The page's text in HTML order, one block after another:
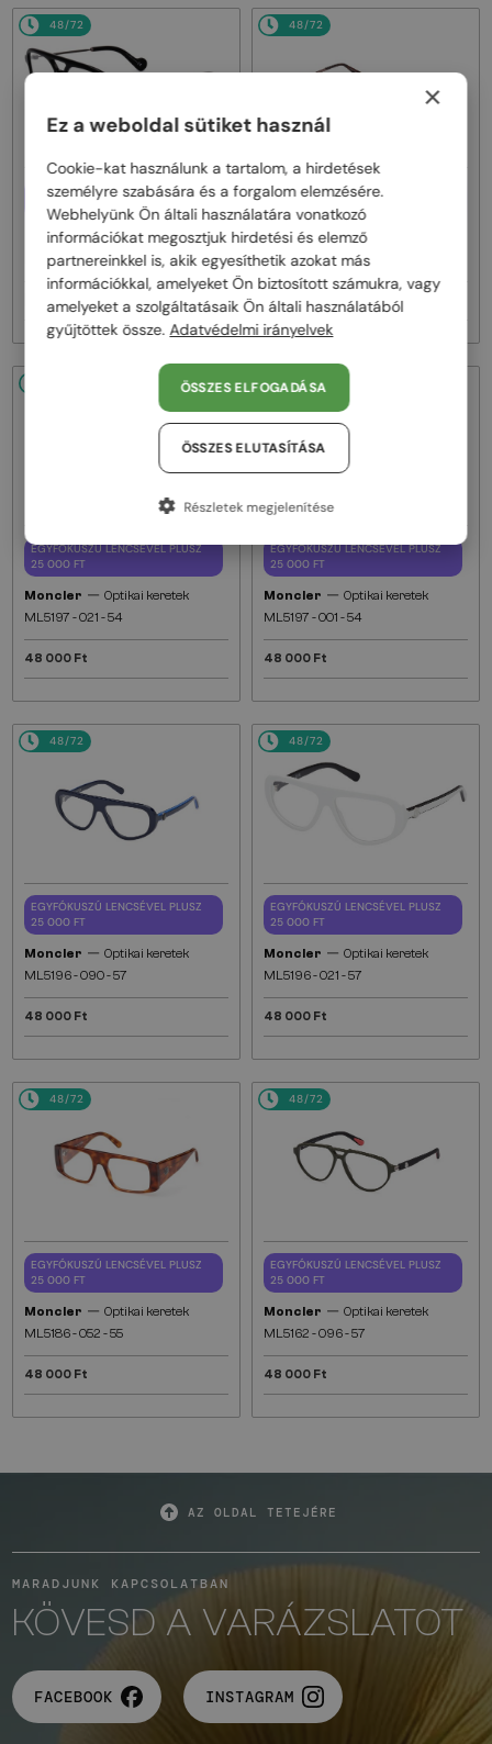
48/72
EGYFÓKUSZÚ LENCSÉVEL PLUSZ
25 000 FT
Moncler—Optikai keretek
ML5081 - 001 - 56
48 000 Ft
48/72
EGYFÓKUSZÚ LENCSÉVEL PLUSZ
25 000 FT
Moncler—Optikai keretek
ML5202 - 036 - 56
48 000 Ft
EGYFÓKUSZÚ LENCSÉVEL PLUSZ
25 000 FT
Moncler — Optikai keretek
ML5197 - 021 - 54
48 000 Ft
48/72
EGYFÓKUSZÚ LENCSÉVEL PLUSZ
25 000 FT
Moncler — Optikai keretek
ML5197 - 001 - 54
48 000 Ft
48/72
EGYFÓKUSZÚ LENCSÉVEL PLUSZ
25 000 FT
Moncler — Optikai keretek
ML5196 - 090 - 57
48 000 Ft
48/72
EGYFÓKUSZÚ LENCSÉVEL PLUSZ
25 000 FT
Moncler — Optikai keretek
ML5196 - 021 - 57
48 000 Ft
48/72
EGYFÓKUSZÚ LENCSÉVEL PLUSZ
25 000 FT
Moncler — Optikai keretek
ML5186 - 052 - 55
48 000 Ft
48/72
EGYFÓKUSZÚ LENCSÉVEL PLUSZ
25 000 FT
Moncler — Optikai keretek
ML5162 - 096 - 57
48 000 Ft
AZ OLDAL TETEJÉRE
MARADJUNK KAPCSOLATBAN
KÖVESD A VARÁZSLATOT
FACEBOOK INSTAGRAM
×
Ez a weboldal sütiket használ
Cookie-kat használunk a tartalom, a hirdetések
személyre szabására és a forgalom elemzésére.
Webhelyünk Ön általi használatára vonatkozó
információkat megosztjuk hirdetési és elemző
partnereinkkel is, akik egyesíthetik azokat más
információkkal, amelyeket Ön biztosított számukra, vagy
amelyeket a szolgáltatásaik Ön általi használatából
gyűjtöttek össze.Adatvédelmi irányelvek
ÖSSZES ELFOGADÁSA
ÖSSZES ELUTASÍTÁSA
Részletek megjelenítése